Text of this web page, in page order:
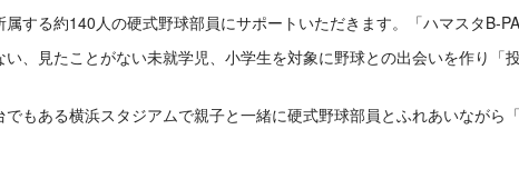
する約140人の硬式野球部員にサポートいただきます。「ハマスタB-
、見たことがない未就学児、小学生を対象に野球との出会いを作り
もある横浜スタジアムで親子と一緒に硬式野球部員とふれあいながら